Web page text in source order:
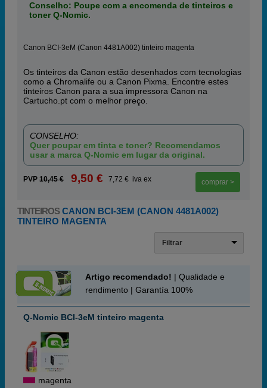
Conselho: Poupe com a encomenda de tinteiros e
toner Q-Nomic.
Canon BCI-3eM (Canon 4481A002) tinteiro magenta
Os tinteiros da Canon estão desenhados com tecnologias
como a Chromalife ou a Canon Pixma. Encontre estes
tinteiros Canon para a sua impressora Canon na
Cartucho.pt com o melhor preço.
CONSELHO:
Quer poupar em tinta e toner? Recomendamos
usar a marca Q-Nomic em lugar da original.
PVP 10,45 € 9,50 € 7,72 € iva ex comprar >
TINTEIROS CANON BCI-3EM (CANON 4481A002)
TINTEIRO MAGENTA
Filtrar
Artigo recomendado! | Qualidade e
rendimento | Garantía 100%
Q-Nomic BCI-3eM tinteiro magenta
magenta